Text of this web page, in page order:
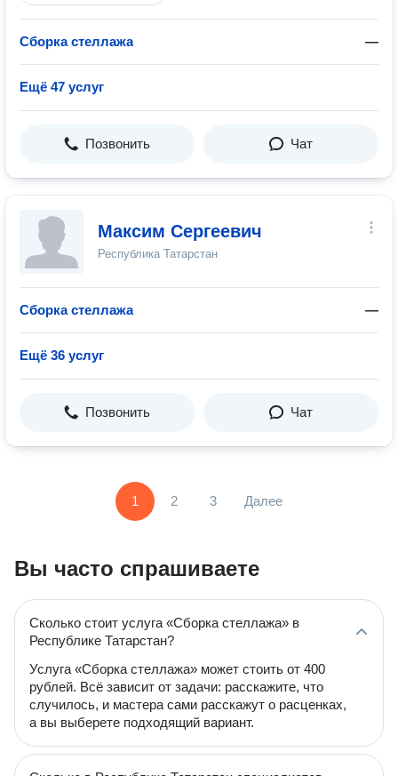
Сборка стеллажа —
Ещё 47 услуг
Позвонить Чат
Максим Сергеевич
Республика Татарстан
Сборка стеллажа —
Ещё 36 услуг
Позвонить Чат
1 2 3 Далее
Вы часто спрашиваете
Сколько стоит услуга «Сборка стеллажа» в
Республике Татарстан?
Услуга «Сборка стеллажа» может стоить от 400
рублей. Всё зависит от задачи: расскажите, что
случилось, и мастера сами расскажут о расценках,
а вы выберете подходящий вариант.